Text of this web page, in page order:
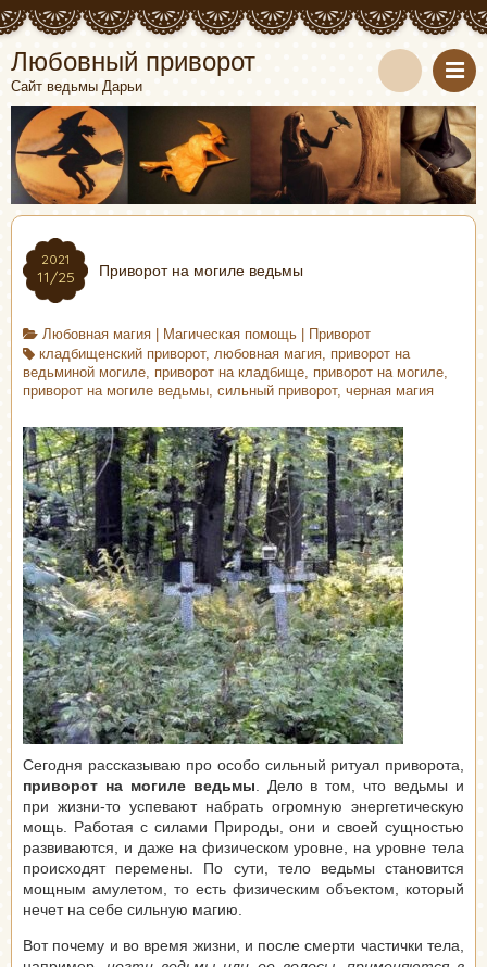
Любовный приворот
Сайт ведьмы Дарьи
2021
11/25 Приворот на могиле ведьмы
Любовная магия| Магическая помощь|
Приворот
кладбищенский приворот, любовная магия, приворот на
ведьминой могиле, приворот на кладбище, приворот на могиле,
приворот на могиле ведьмы, сильный приворот, черная магия
Сегодня рассказываю про особо сильный ритуал приворота,
приворот на могиле ведьмы . Дело в том, что ведьмы и
при жизни-то успевают набрать огромную энергетическую
мощь. Работая с силами Природы, они и своей сущностью
развиваются, и даже на физическом уровне, на уровне тела
происходят перемены. По сути, тело ведьмы становится
мощным амулетом, то есть физическим объектом, который
нечет на себе сильную магию.
Вот почему и во время жизни, и после смерти частички тела,